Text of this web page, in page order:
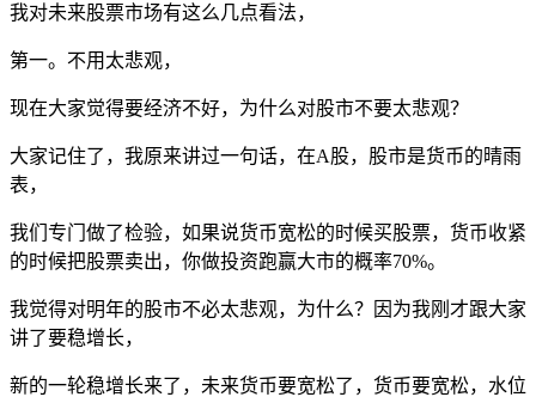
我对未来股票市场有这么几点看法，
第一。不用太悲观，
现在大家觉得要经济不好，为什么对股市不要太悲观？
大家记住了，我原来讲过一句话，在A股，股市是货币的晴雨
表，
我们专门做了检验，如果说货币宽松的时候买股票，货币收紧
的时候把股票卖出，你做投资跑赢大市的概率70%。
我觉得对明年的股市不必太悲观，为什么？因为我刚才跟大家
讲了要稳增长，
新的一轮稳增长来了，未来货币要宽松了，货币要宽松，水位